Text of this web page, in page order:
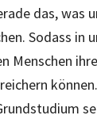
das, was
Sodass in
Menschen
können.